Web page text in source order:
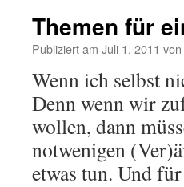
Themen für
Publiziert am Juli 1, 2011 von
Wenn ich selbst
Denn wenn wir
wollen, dann
notwenigen
etwas tun. Und